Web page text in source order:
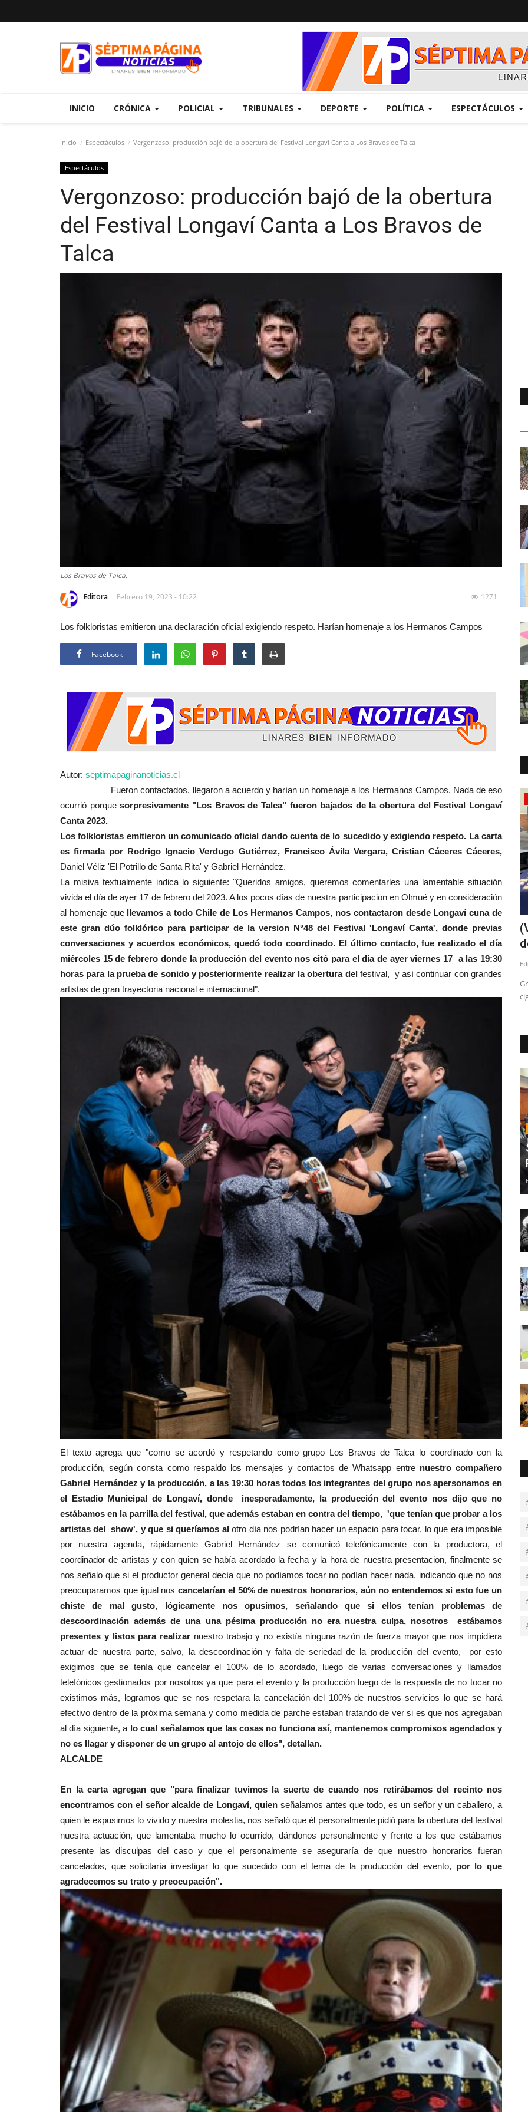
INICIO CRÓNICA POLICIAL TRIBUNALES DEPORTE POLÍTICA ESPECTÁCULOS
Inicio Espectáculos Vergonzoso: producción bajó de la obertura del Festival Longaví Canta a Los Bravos de Talca
Espectáculos
Vergonzoso: producción bajó de la obertura
del Festival Longaví Canta a Los Bravos de
Talca
Los Bravos de Talca.
Editora Febrero 19, 2023 - 10:22 1271
Los folkloristas emitieron una declaración oficial exigiendo respeto. Harían homenaje a los Hermanos Campos
Facebook
Autor: septimapaginanoticias.cl
Fueron contactados, llegaron a acuerdo y harían un homenaje a los Hermanos Campos. Nada de eso
ocurrió porquesorpresivamente "Los Bravos de Talca" fueron bajados de la obertura del Festival Longaví
Canta 2023.
Los folkloristas emitieron un comunicado oficial dando cuenta de lo sucedido y exigiendo respeto. La carta
es firmada por Rodrigo Ignacio Verdugo Gutiérrez, Francisco Ávila Vergara, Cristian Cáceres Cáceres,
Daniel Véliz 'El Potrillo de Santa Rita' y Gabriel Hernández.
La misiva textualmente indica lo siguiente: "Queridos amigos, queremos comentarles una lamentable situación
vivida el día de ayer 17 de febrero del 2023. A los pocos días de nuestra participacion en Olmué y en consideración
al homenaje que llevamos a todo Chile de Los Hermanos Campos, nos contactaron desde Longaví cuna de
este gran dúo folklórico para participar de la version N°48 del Festival 'Longaví Canta', donde previas
conversaciones y acuerdos económicos, quedó todo coordinado. El último contacto, fue realizado el día
miércoles 15 de febrero donde la producción del evento nos citó para el día de ayer viernes 17 a las 19:30
horas para la prueba de sonido y posteriormente realizar la obertura delfestival, y así continuar con grandes
artistas de gran trayectoria nacional e internacional".
El texto agrega que "como se acordó y respetando como grupo Los Bravos de Talca lo coordinado con la
producción, según consta como respaldo los mensajes y contactos de Whatsapp entre nuestro compañero
Gabriel Hernández y la producción, a las 19:30 horas todos los integrantes del grupo nos apersonamos en
el Estadio Municipal de Longaví, donde inesperadamente, la producción del evento nos dijo que no
estábamos en la parrilla del festival, que además estaban en contra del tiempo, 'que tenían que probar a los
artistas del show', y que si queríamos alotro día nos podrían hacer un espacio para tocar, lo que era imposible
por nuestra agenda, rápidamente Gabriel Hernández se comunicó telefónicamente con la productora, el
coordinador de artistas y con quien se había acordado la fecha y la hora de nuestra presentacion, finalmente se
nos señalo que si el productor general decía que no podíamos tocar no podían hacer nada, indicando que no nos
preocuparamos que igual nos cancelarían el 50% de nuestros honorarios, aún no entendemos si esto fue un
chiste de mal gusto, lógicamente nos opusimos, señalando que si ellos tenían problemas de
descoordinación además de una una pésima producción no era nuestra culpa, nosotros estábamos
presentes y listos para realizar nuestro trabajo y no existía ninguna razón de fuerza mayor que nos impidiera
actuar de nuestra parte, salvo, la descoordinación y falta de seriedad de la producción del evento, por esto
exigimos que se tenía que cancelar el 100% de lo acordado, luego de varias conversaciones y llamados
telefónicos gestionados por nosotros ya que para el evento y la producción luego de la respuesta de no tocar no
existimos más, logramos que se nos respetara la cancelación del 100% de nuestros servicios lo que se hará
efectivo dentro de la próxima semana y como medida de parche estaban tratando de ver si es que nos agregaban
al día siguiente, a lo cual señalamos que las cosas no funciona así, mantenemos compromisos agendados y
no es llagar y disponer de un grupo al antojo de ellos", detallan.
ALCALDE
En la carta agregan que "para finalizar tuvimos la suerte de cuando nos retirábamos del recinto nos
encontramos con el señor alcalde de Longaví, quienseñalamos antes que todo, es un señor y un caballero, a
quien le expusimos lo vivido y nuestra molestia, nos señaló que él personalmente pidió para la obertura del festival
nuestra actuación, que lamentaba mucho lo ocurrido, dándonos personalmente y frente a los que estábamos
presente las disculpas del caso y que el personalmente se aseguraría de que nuestro honorarios fueran
cancelados, que solicitaría investigar lo que sucedido con el tema de la producción del evento, por lo que
agradecemos su trato y preocupación".
(VIDEO) Profesor acusado de abuso
sexual contra niños de...
Editora Abril 20, 2026 659
El acusado, Sergio Maureira, se desempeñaba como docente
de educación musical en...
Robo de medidores: Diputados del PNL
solicitan datos nacionales...
Editora Julio 31, 2026 121
en la Comisión de Seguridad...